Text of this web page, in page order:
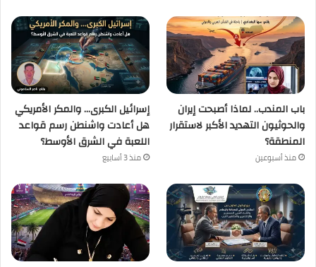
باب المندب.. لماذا أصبحت إيران
والحوثيون التهديد الأكبر لاستقرار
المنطقة؟
منذ أسبوعين
إسرائيل الكبرى… والمكر الأمريكي
هل أعادت واشنطن رسم قواعد
اللعبة في الشرق الأوسط؟
منذ 3 أسابيع